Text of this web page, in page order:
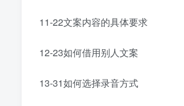
11-22文案内容的具体要求
12-23如何借用别人文案
13-31如何选择录音方式